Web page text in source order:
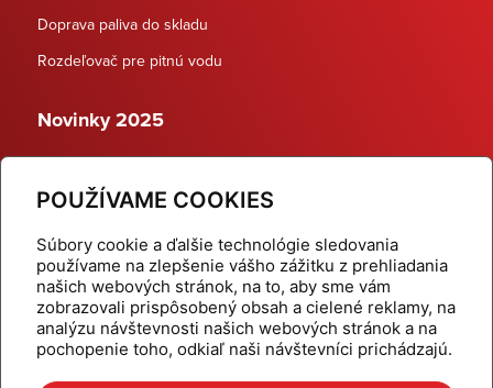
POUŽÍVAME COOKIES
Súbory cookie a ďalšie technológie sledovania
používame na zlepšenie vášho zážitku z prehliadania
našich webových stránok, na to, aby sme vám
zobrazovali prispôsobený obsah a cielené reklamy, na
analýzu návštevnosti našich webových stránok a na
pochopenie toho, odkiaľ naši návštevníci prichádzajú.
Doprava paliva do skladu
Rozdeľovač pre pitnú vodu
Novinky 2025
Dynamické termostatické ventily
Domov
Produkty
Aktuality
Odber šikovné tipy